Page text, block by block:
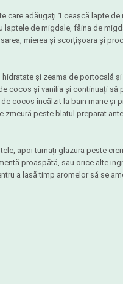
care adăugați 1 ceașcă lapte de
laptele de migdale, făina de
mierea și scorțișoara și
și zeama de portocală
cocos și vanilia și continuați
cocos încălzit la bain marie și
zmeură peste blatul preparat
apoi turnați glazura peste
proaspătă, sau orice alte
a lasă timp aromelor să se